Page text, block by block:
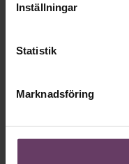
Inställningar
Statistik
Marknadsföring